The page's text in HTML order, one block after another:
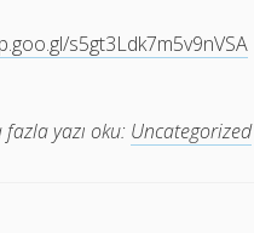
s5gt3Ldk7m5v9nVSA
yazı oku: Uncategorized